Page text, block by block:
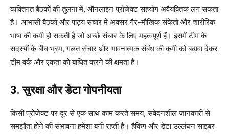
व्यक्तिगत बैठकों की तुलना में, ऑनलाइन प्रोजेक्ट सहयोग अवैयक्तिक लग सकता
है। आभासी बैठकों और पाठ्य संचार में अक्सर गैर-मौखिक संकेतों और शारीरिक
भाषा की कमी हो सकती है जो अच्छे संचार के लिए महत्वपूर्ण हैं। इसमें टीम के
सदस्यों के बीच भ्रम, गलत संचार और भावनात्मक संबंध की कमी को बढ़ावा देकर
टीम वर्क और एकता को बाधित करने की क्षमता है।
3. सुरक्षा और डेटा गोपनीयता
किसी प्रोजेक्ट पर दूर से एक साथ काम करते समय, संवेदनशील जानकारी से
समझौता होने की संभावना हमेशा बनी रहती है। हैकिंग और डेटा उल्लंघन साइबर